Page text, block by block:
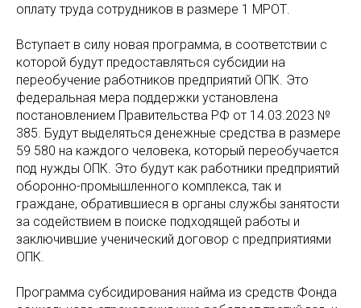
оплату труда сотрудников в размере 1 МРОТ.
Вступает в силу новая программа, в соответствии с
которой будут предоставляться субсидии на
переобучение работников предприятий ОПК. Это
федеральная мера поддержки установлена
постановлением Правительства РФ от 14.03.2023 №
385. Будут выделяться денежные средства в размере
59 580 на каждого человека, который переобучается
под нужды ОПК. Это будут как работники предприятий
оборонно-промышленного комплекса, так и
граждане, обратившиеся в органы службы занятости
за содействием в поиске подходящей работы и
заключившие ученический договор с предприятиями
ОПК.
Программа субсидирования найма из средств Фонда